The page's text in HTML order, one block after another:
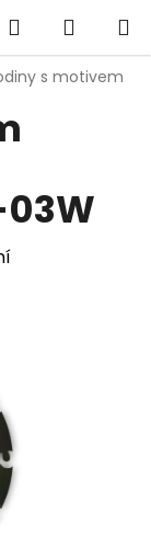
Hledat
KOŠÍK
s motivem
03W